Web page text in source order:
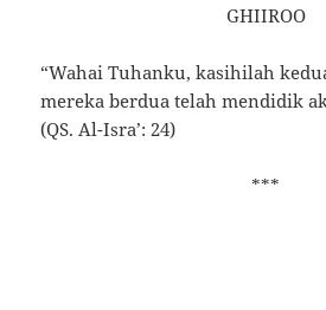
GHIIROO
“Wahai Tuhanku, kasihilah
mereka berdua telah mendidik
(QS. Al-Isra’: 24)
***